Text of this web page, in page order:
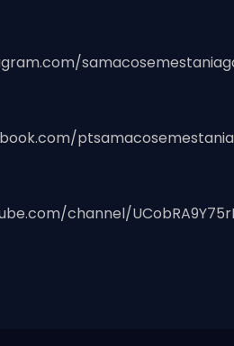
channel/